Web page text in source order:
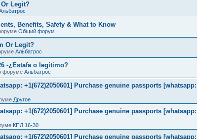
Or Legit?
Benefits, Safety & What to Know
Общий форум
Or Legit?
Альбатрос
-¿Estafa o legítimo?
форуме Альбатрос
+1(672)2050601] Purchase genuine passports [whatsapp:
Другое
+1(672)2050601] Purchase genuine passports [whatsapp:
КПЛ 16-30
+1(672)2050601] Purchase genuine passports [whatsapp: